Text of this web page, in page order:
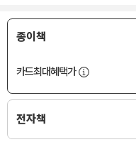
종이책
카드최대혜택가
전자책